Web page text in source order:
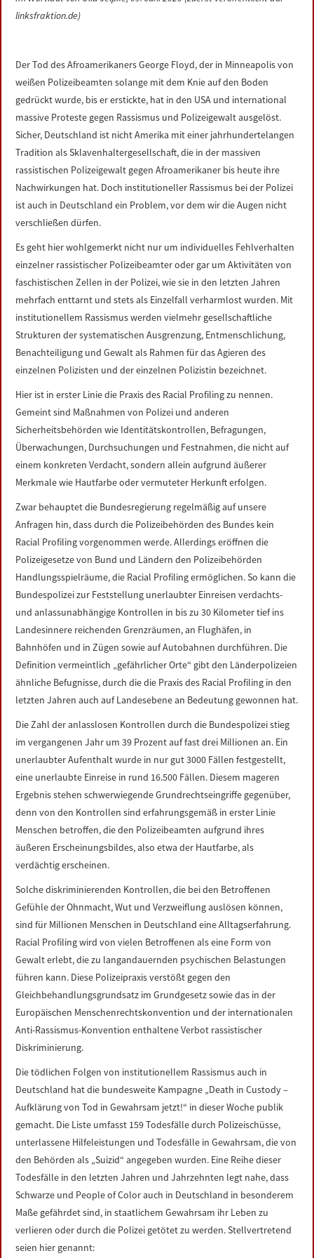
LINKS
IMPRESSUM
linksfraktion.de)
Der Tod des Afroamerikaners George Floyd, der in Minneapolis von
weißen Polizeibeamten solange mit dem Knie auf den Boden
gedrückt wurde, bis er erstickte, hat in den USA und international
massive Proteste gegen Rassismus und Polizeigewalt ausgelöst.
Sicher, Deutschland ist nicht Amerika mit einer jahrhundertelangen
Tradition als Sklavenhaltergesellschaft, die in der massiven
rassistischen Polizeigewalt gegen Afroamerikaner bis heute ihre
Nachwirkungen hat. Doch institutioneller Rassismus bei der Polizei
ist auch in Deutschland ein Problem, vor dem wir die Augen nicht
verschließen dürfen.
Es geht hier wohlgemerkt nicht nur um individuelles Fehlverhalten
einzelner rassistischer Polizeibeamter oder gar um Aktivitäten von
faschistischen Zellen in der Polizei, wie sie in den letzten Jahren
mehrfach enttarnt und stets als Einzelfall verharmlost wurden. Mit
institutionellem Rassismus werden vielmehr gesellschaftliche
Strukturen der systematischen Ausgrenzung, Entmenschlichung,
Benachteiligung und Gewalt als Rahmen für das Agieren des
einzelnen Polizisten und der einzelnen Polizistin bezeichnet.
Hier ist in erster Linie die Praxis des Racial Profiling zu nennen.
Gemeint sind Maßnahmen von Polizei und anderen
Sicherheitsbehörden wie Identitätskontrollen, Befragungen,
Überwachungen, Durchsuchungen und Festnahmen, die nicht auf
einem konkreten Verdacht, sondern allein aufgrund äußerer
Merkmale wie Hautfarbe oder vermuteter Herkunft erfolgen.
Zwar behauptet die Bundesregierung regelmäßig auf unsere
Anfragen hin, dass durch die Polizeibehörden des Bundes kein
Racial Profiling vorgenommen werde. Allerdings eröffnen die
Polizeigesetze von Bund und Ländern den Polizeibehörden
Handlungsspielräume, die Racial Profiling ermöglichen. So kann die
Bundespolizei zur Feststellung unerlaubter Einreisen verdachts-
und anlassunabhängige Kontrollen in bis zu 30 Kilometer tief ins
Landesinnere reichenden Grenzräumen, an Flughäfen, in
Bahnhöfen und in Zügen sowie auf Autobahnen durchführen. Die
Definition vermeintlich „gefährlicher Orte“ gibt den Länderpolizeien
ähnliche Befugnisse, durch die die Praxis des Racial Profiling in den
letzten Jahren auch auf Landesebene an Bedeutung gewonnen hat.
Die Zahl der anlasslosen Kontrollen durch die Bundespolizei stieg
im vergangenen Jahr um 39 Prozent auf fast drei Millionen an. Ein
unerlaubter Aufenthalt wurde in nur gut 3000 Fällen festgestellt,
eine unerlaubte Einreise in rund 16.500 Fällen. Diesem mageren
Ergebnis stehen schwerwiegende Grundrechtseingriffe gegenüber,
denn von den Kontrollen sind erfahrungsgemäß in erster Linie
Menschen betroffen, die den Polizeibeamten aufgrund ihres
äußeren Erscheinungsbildes, also etwa der Hautfarbe, als
verdächtig erscheinen.
Solche diskriminierenden Kontrollen, die bei den Betroffenen
Gefühle der Ohnmacht, Wut und Verzweiflung auslösen können,
sind für Millionen Menschen in Deutschland eine Alltagserfahrung.
Racial Profiling wird von vielen Betroffenen als eine Form von
Gewalt erlebt, die zu langandauernden psychischen Belastungen
führen kann. Diese Polizeipraxis verstößt gegen den
Gleichbehandlungsgrundsatz im Grundgesetz sowie das in der
Europäischen Menschenrechtskonvention und der internationalen
Anti-Rassismus-Konvention enthaltene Verbot rassistischer
Diskriminierung.
Die tödlichen Folgen von institutionellem Rassismus auch in
Deutschland hat die bundesweite Kampagne „Death in Custody –
Aufklärung von Tod in Gewahrsam jetzt!“ in dieser Woche publik
gemacht. Die Liste umfasst 159 Todesfälle durch Polizeischüsse,
unterlassene Hilfeleistungen und Todesfälle in Gewahrsam, die von
den Behörden als „Suizid“ angegeben wurden. Eine Reihe dieser
Todesfälle in den letzten Jahren und Jahrzehnten legt nahe, dass
Schwarze und People of Color auch in Deutschland in besonderem
Maße gefährdet sind, in staatlichem Gewahrsam ihr Leben zu
verlieren oder durch die Polizei getötet zu werden. Stellvertretend
seien hier genannt: